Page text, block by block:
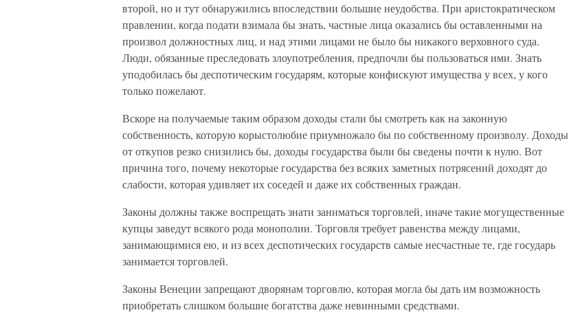
второй, но и тут обнаружились впоследствии большие неудобства. При аристократическом
правлении, когда подати взимала бы знать, частные лица оказались бы оставленными на
произвол должностных лиц, и над этими лицами не было бы никакого верховного суда.
Люди, обязанные преследовать злоупотребления, предпочли бы пользоваться ими. Знать
уподобилась бы деспотическим государям, которые конфискуют имущества у всех, у кого
только пожелают.
Вскоре на получаемые таким образом доходы стали бы смотреть как на законную
собственность, которую корыстолюбие приумножало бы по собственному произволу. Доходы
от откупов резко снизились бы, доходы государства были бы сведены почти к нулю. Вот
причина того, почему некоторые государства без всяких заметных потрясений доходят до
слабости, которая удивляет их соседей и даже их собственных граждан.
Законы должны также воспрещать знати заниматься торговлей, иначе такие могущественные
купцы заведут всякого рода монополии. Торговля требует равенства между лицами,
занимающимися ею, и из всех деспотических государств самые несчастные те, где государь
занимается торговлей.
Законы Венеции запрещают дворянам торговлю, которая могла бы дать им возможность
приобретать слишком большие богатства даже невинными средствами.